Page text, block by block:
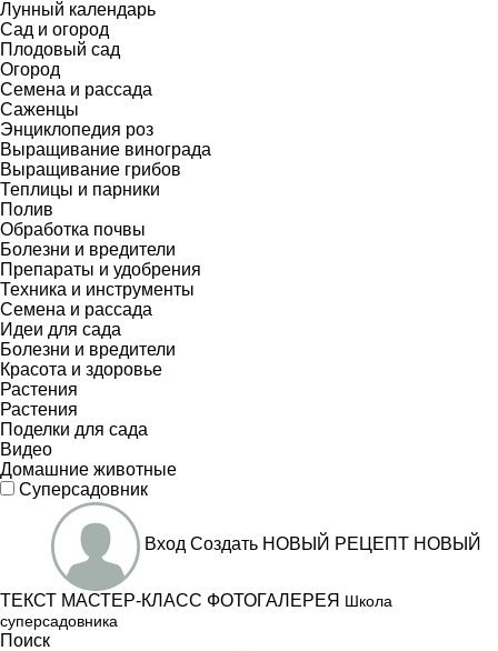
Лунный календарь
Сад и огород
Плодовый сад
Огород
Семена и рассада
Саженцы
Энциклопедия роз
Выращивание винограда
Выращивание грибов
Теплицы и парники
Полив
Обработка почвы
Болезни и вредители
Препараты и удобрения
Техника и инструменты
Семена и рассада
Идеи для сада
Болезни и вредители
Красота и здоровье
Растения
Растения
Поделки для сада
Видео
Домашние животные
Суперсадовник
Вход Создать НОВЫЙ РЕЦЕПТ НОВЫЙ
ТЕКСТ МАСТЕР-КЛАСС ФОТОГАЛЕРЕЯ Школа
суперсадовника
Поиск